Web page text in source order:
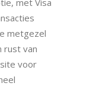
metgezel
rust van
voor